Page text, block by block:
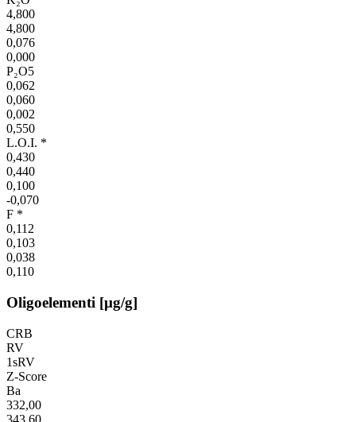
4,800
4,800
0,076
0,000
P₂O5
0,062
0,060
0,002
0,550
L.O.I. *
0,430
0,440
0,100
-0,070
F *
0,112
0,103
0,038
0,110
Oligoelementi [µg/g]
CRB
RV
1sRV
Z-Score
Ba
332,00
343,60